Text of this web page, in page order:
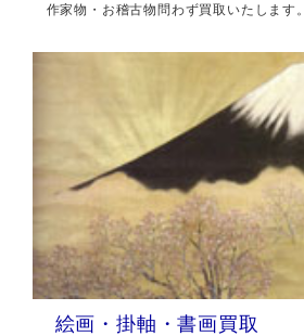
作家物・お稽古物問わず買取いたします。
絵画・掛軸・書画買取